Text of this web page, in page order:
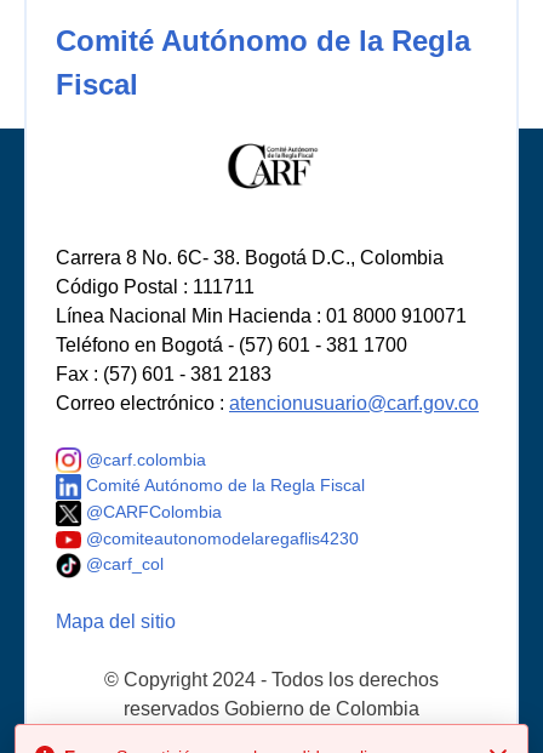
Comité Autónomo de la Regla
Fiscal
Carrera 8 No. 6C- 38. Bogotá D.C., Colombia
Código Postal : 111711
Línea Nacional Min Hacienda : 01 8000 910071
Teléfono en Bogotá - (57) 601 - 381 1700
Fax : (57) 601 - 381 2183
Correo electrónico : atencionusuario@carf.gov.co
@carf.colombia
Comité Autónomo de la Regla Fiscal
@CARFColombia
@comiteautonomodelaregaflis4230
@carf_col
Mapa del sitio
© Copyright 2024 - Todos los derechos
reservados Gobierno de Colombia